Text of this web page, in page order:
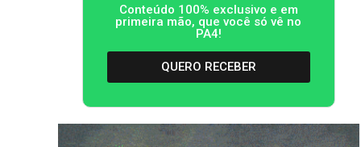
Conteúdo 100% exclusivo e em
primeira mão, que você só vê no
PA4!
QUERO RECEBER